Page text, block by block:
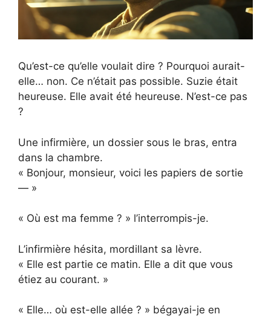
Qu’est-ce qu’elle voulait dire ? Pourquoi aurait-
elle… non. Ce n’était pas possible. Suzie était
heureuse. Elle avait été heureuse. N’est-ce pas
?
Une infirmière, un dossier sous le bras, entra
dans la chambre.
« Bonjour, monsieur, voici les papiers de sortie
— »
« Où est ma femme ? » l’interrompis-je.
L’infirmière hésita, mordillant sa lèvre.
« Elle est partie ce matin. Elle a dit que vous
étiez au courant. »
« Elle… où est-elle allée ? » bégayai-je en